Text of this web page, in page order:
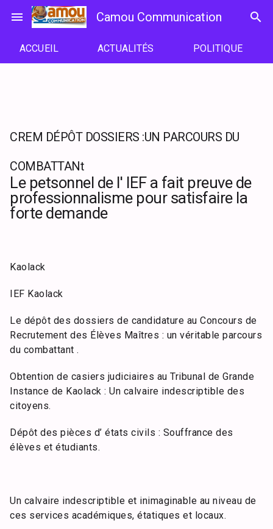
menu Camou Communication search
ACCUEIL ACTUALITÉS POLITIQUE
CREM DÉPÔT DOSSIERS :UN PARCOURS DU
COMBATTANt
Le petsonnel de l' IEF a fait preuve de
professionnalisme pour satisfaire la
forte demande
Kaolack
IEF Kaolack
Le dépôt des dossiers de candidature au Concours de
Recrutement des Élèves Maîtres : un véritable parcours
du combattant .
Obtention de casiers judiciaires au Tribunal de Grande
Instance de Kaolack : Un calvaire indescriptible des
citoyens.
Dépôt des pièces d’ états civils : Souffrance des
élèves et étudiants.
Un calvaire indescriptible et inimaginable au niveau de
ces services académiques, étatiques et locaux.